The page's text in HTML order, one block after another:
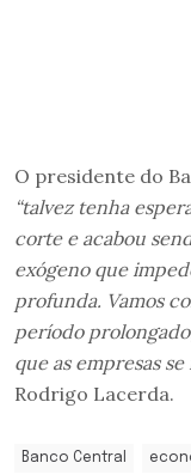
O presidente do
“talvez tenha
corte e acabou
exógeno que
profunda. Vamos
período
que as empresas
Rodrigo Lacerda.
Banco Central